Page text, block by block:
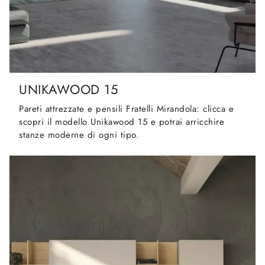
UNIKAWOOD 15
Pareti attrezzate e pensili Fratelli Mirandola: clicca e
scopri il modello Unikawood 15 e potrai arricchire
stanze moderne di ogni tipo.